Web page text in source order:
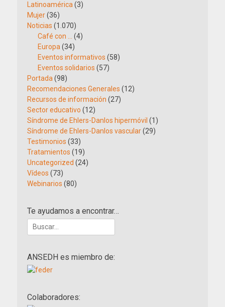
Latinoamérica (3)
Mujer(36)
Noticias (1.070)
Café con …
(4)
Europa (34)
Eventos informativos (58)
Eventos solidarios (57)
Portada (98)
Recomendaciones Generales (12)
Recursos de información (27)
Sector educativo (12)
Síndrome de Ehlers-Danlos hipermóvil (1)
Síndrome de Ehlers-Danlos vascular(29)
Testimonios (33)
Tratamientos (19)
Uncategorized (24)
Vídeos (73)
Webinarios (80)
Te ayudamos a encontrar…
Buscar:
ANSEDH es miembro de:
Colaboradores: